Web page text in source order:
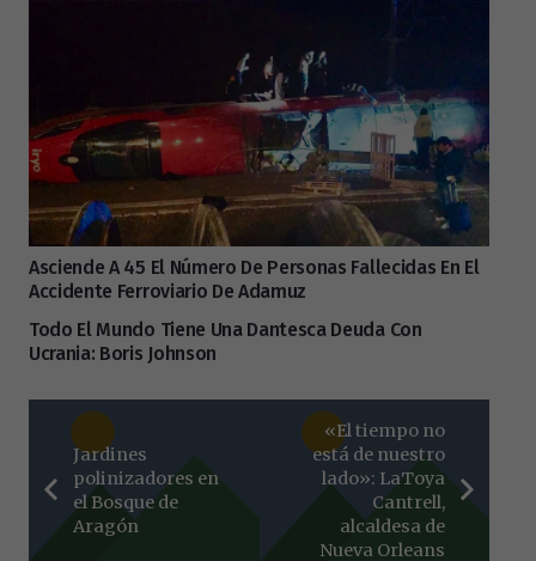
Asciende A 45 El Número De Personas Fallecidas En El
Accidente Ferroviario De Adamuz
Todo El Mundo Tiene Una Dantesca Deuda Con
Ucrania: Boris Johnson
Jardines
polinizadores en
el Bosque de
Aragón
«El tiempo no
está de nuestro
lado»: LaToya
Cantrell,
alcaldesa de
Nueva Orleans